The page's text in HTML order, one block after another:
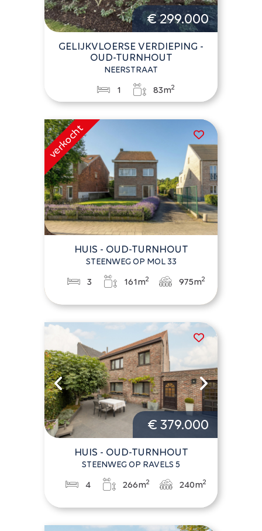
€ 299.000
GELIJKVLOERSE VERDIEPING -
OUD-TURNHOUT
NEERSTRAAT
1 83m2
HUIS - OUD-TURNHOUT
STEENWEG OP MOL 33
3 161m2 975m2
€ 379.000
HUIS - OUD-TURNHOUT
STEENWEG OP RAVELS 5
4 266m2 240m2